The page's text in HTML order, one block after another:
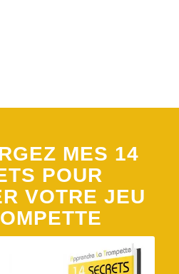
MES 14
POUR
VOTRE JEU